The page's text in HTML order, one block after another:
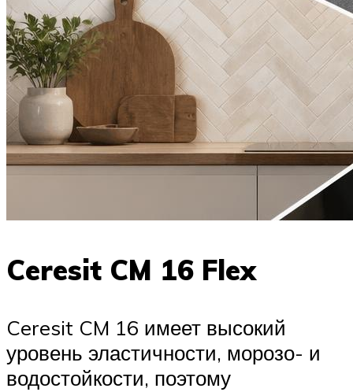
Ceresit CM 16 Flex
Ceresit CM 16 имеет высокий
уровень эластичности, морозо- и
водостойкости, поэтому